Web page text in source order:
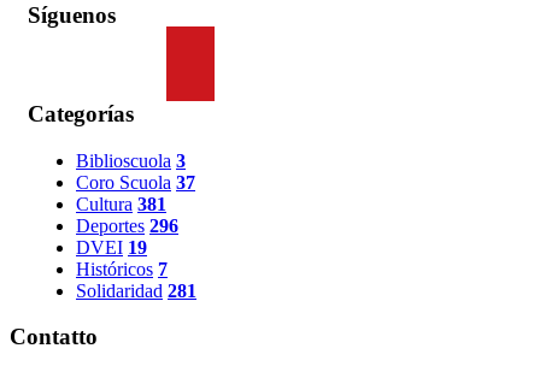
Síguenos
Categorías
Biblioscuola 3
Coro Scuola 37
Cultura 381
Deportes 296
DVEI 19
Históricos 7
Solidaridad 281
Contatto